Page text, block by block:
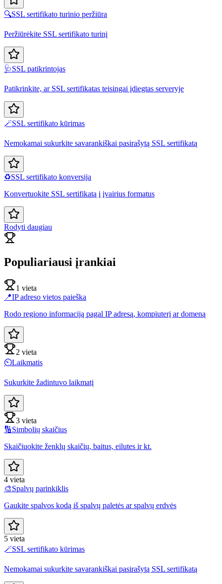
🔍SSL sertifikato turinio peržiūra
Peržiūrėkite SSL sertifikato turinį
🩺SSL patikrintojas
Patikrinkite, ar SSL sertifikatas teisingai įdiegtas serveryje
🪄SSL sertifikato kūrimas
Nemokamai sukurkite savarankiškai pasirašytą SSL sertifikatą
♻️SSL sertifikato konversija
Konvertuokite SSL sertifikatą į įvairius formatus
Rodyti daugiau
Populiariausi įrankiai
1 vieta
📍IP adreso vietos paieška
Rodo regiono informaciją pagal IP adresą, kompiuterį ar domeną
2 vieta
⏲️Laikmatis
Sukurkite žadintuvo laikmatį
3 vieta
🔢Simbolių skaičius
Skaičiuokite ženklų skaičių, baitus, eilutes ir kt.
4 vieta
🎨Spalvų parinkiklis
Gaukite spalvos kodą iš spalvų paletės ar spalvų erdvės
5 vieta
🪄SSL sertifikato kūrimas
Nemokamai sukurkite savarankiškai pasirašytą SSL sertifikatą